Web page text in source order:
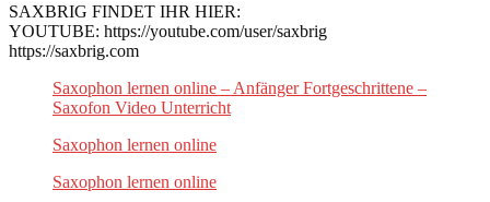
SAXBRIG FINDET IHR HIER:
YOUTUBE: https://youtube.com/user/saxbrig
https://saxbrig.com
Saxophon lernen online – Anfänger Fortgeschrittene –
Saxofon Video Unterricht
Saxophon lernen online
Saxophon lernen online